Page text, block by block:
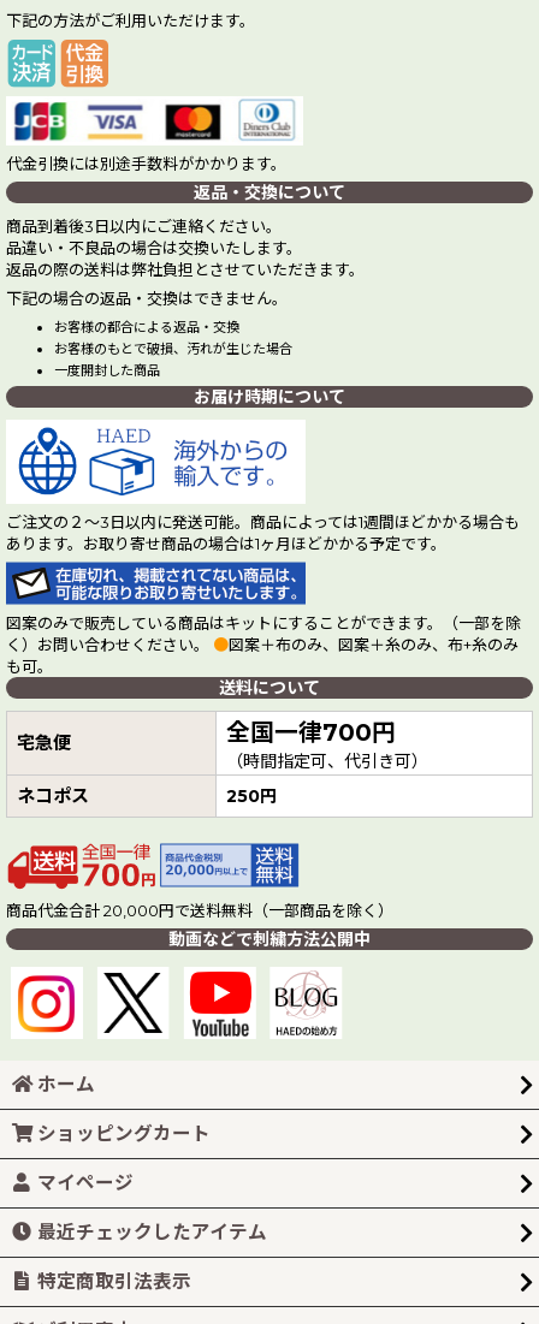
下記の方法がご利用いただけます。
代金引換には別途手数料がかかります。
返品・交換について
商品到着後3日以内にご連絡ください。
品違い・不良品の場合は交換いたします。
返品の際の送料は弊社負担とさせていただきます。
下記の場合の返品・交換はできません。
お客様の都合による返品・交換
お客様のもとで破損、汚れが生じた場合
一度開封した商品
お届け時期について
ご注文の２～3日以内に発送可能。商品によっては1週間ほどかかる場合も
あります。お取り寄せ商品の場合は1ヶ月ほどかかる予定です。
図案のみで販売している商品はキットにすることができます。（一部を除
く）お問い合わせください。 ●図案＋布のみ、図案＋糸のみ、布+糸のみ
も可。
送料について
宅急便 全国一律700円
（時間指定可、代引き可）
ネコポス 250円
商品代金合計 20,000円で送料無料（一部商品を除く）
動画などで刺繍方法公開中
ホーム
ショッピングカート
マイページ
最近チェックしたアイテム
特定商取引法表示